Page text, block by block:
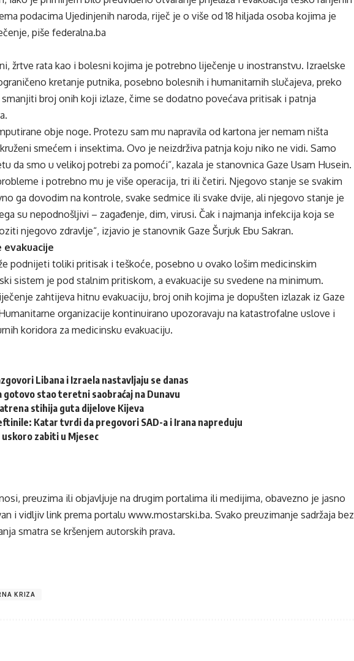
podacima Ujedinjenih naroda, riječ je o više od 18 hiljada osoba kojima je
piše federalna.ba
žrtve rata kao i bolesni kojima je potrebno liječenje u inostranstvu. Izraelske
kretanje putnika, posebno bolesnih i humanitarnih slučajeva, preko
broj onih koji izlaze, čime se dodatno povećava pritisak i patnja
obje noge. Protezu sam mu napravila od kartona jer nemam ništa
smećem i insektima. Ovo je neizdrživa patnja koju niko ne vidi. Samo
da smo u velikoj potrebi za pomoći“, kazala je stanovnica Gaze Usam Husein.
i potrebno mu je više operacija, tri ili četiri. Njegovo stanje se svakim
ga dovodim na kontrole, svake sedmice ili svake dvije, ali njegovo stanje je
su nepodnošljivi – zagađenje, dim, virusi. Čak i najmanja infekcija koja se
njegovo zdravlje“, izjavio je stanovnik Gaze Šurjuk Ebu Sakran.
evakuacije
podnijeti toliki pritisak i teškoće, posebno u ovako lošim medicinskim
sistem je pod stalnim pritiskom, a evakuacije su svedene na minimum.
zahtijeva hitnu evakuaciju, broj onih kojima je dopušten izlazak iz Gaze
organizacije kontinuirano upozoravaju na katastrofalne uslove i
koridora za medicinsku evakuaciju.
Libana i Izraela nastavljaju se danas
gotovo stao teretni saobraćaj na Dunavu
stihija guta dijelove Kijeva
Katar tvrdi da pregovori SAD-a i Irana napreduju
uskoro zabiti u Mjesec
preuzima ili objavljuje na drugim portalima ili medijima, obavezno je jasno
i vidljiv link prema portalu www.mostarski.ba. Svako preuzimanje sadržaja bez
smatra se kršenjem autorskih prava.
KRIZA